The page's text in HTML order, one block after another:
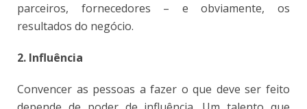
parceiros, fornecedores – e obviamente, os
resultados do negócio.
2. Influência
Convencer as pessoas a fazer o que deve ser feito